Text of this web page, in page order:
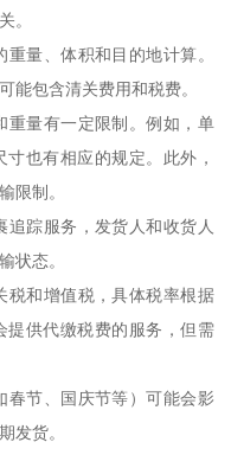
。
量、体积和目的地计算。
能包含清关费用和税费。
重量有一定限制。例如，单
也有相应的规定。此外，
限制。
踪服务，发货人和收货人
状态。
税和增值税，具体税率根据
提供代缴税费的服务，但需
春节、国庆节等）可能会影
发货。